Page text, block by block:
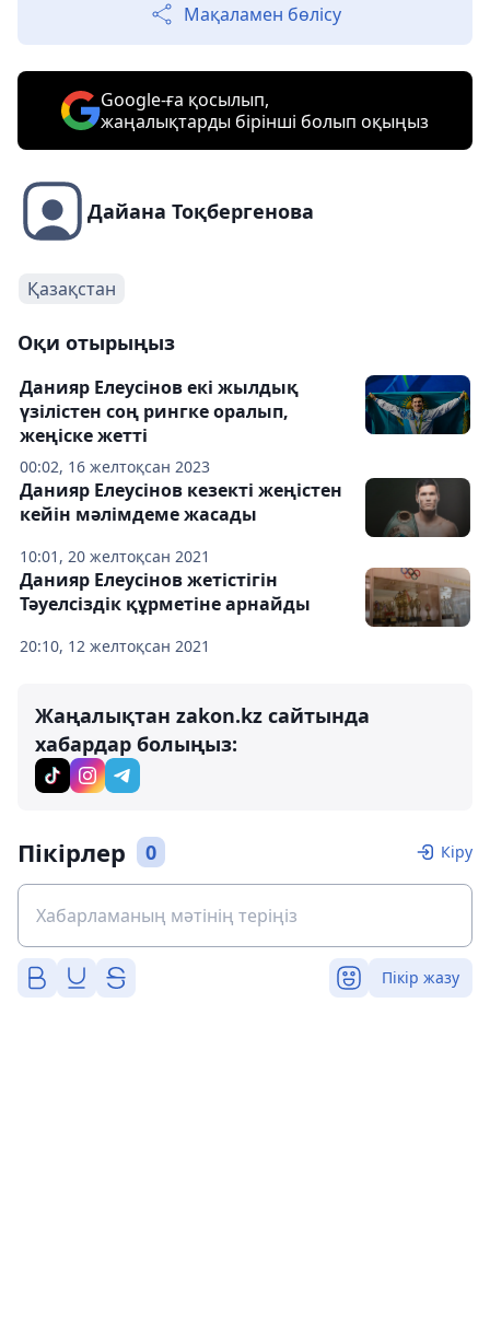
Мақаламен бөлісу
Google-ға қосылып,
жаңалықтарды бірінші болып оқыңыз
Дайана Тоқбергенова
Қазақстан
Оқи отырыңыз
00:02, 16 желтоқсан 2023
Данияр Елеусінов екі жылдық
үзілістен соң рингке оралып,
жеңіске жетті
10:01, 20 желтоқсан 2021
Данияр Елеусінов кезекті жеңістен
кейін мәлімдеме жасады
20:10, 12 желтоқсан 2021
Данияр Елеусінов жетістігін
Тәуелсіздік құрметіне арнайды
Жаңалықтан zakon.kz сайтында
хабардар болыңыз:
Пікірлер 0 Кіру
Пікір жазу